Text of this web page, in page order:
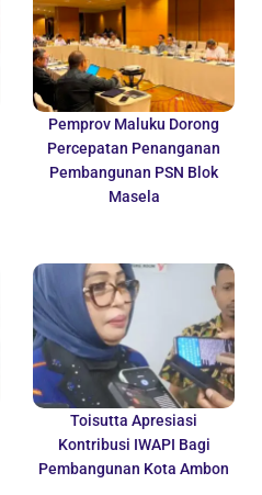
Pemprov Maluku Dorong
Percepatan Penanganan
Pembangunan PSN Blok
Masela
Toisutta Apresiasi
Kontribusi IWAPI Bagi
Pembangunan Kota Ambon